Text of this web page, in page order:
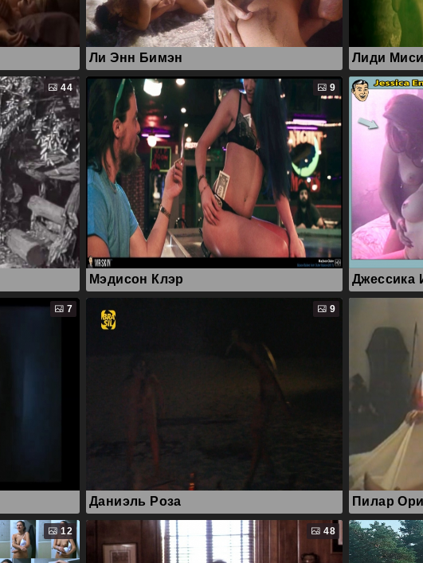
Ли Энн Бимэн Лиди
44 9
Мэдисон Клэр Джессика
7 9
Даниэль Роза Пилар
12 48